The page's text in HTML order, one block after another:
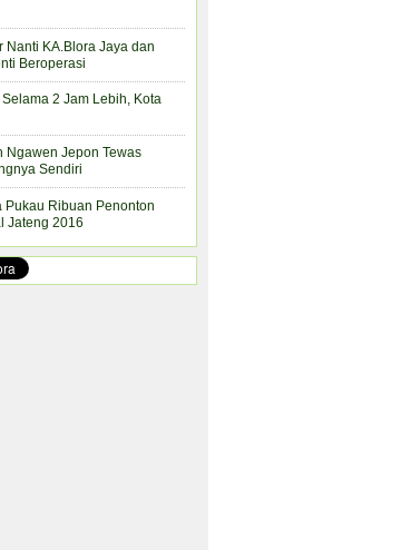
Nanti KA.Blora Jaya dan
Beroperasi
2 Jam Lebih, Kota
Ngawen Jepon Tewas
Sendiri
Pukau Ribuan Penonton
Jateng 2016